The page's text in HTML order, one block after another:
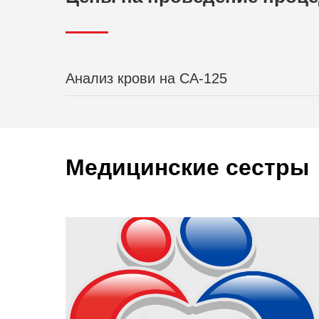
Первичный прием врача-уролога
(Осмотр, консультация. Без стоимости анализа
Анализ крови на СА-125
Медицинские сестры